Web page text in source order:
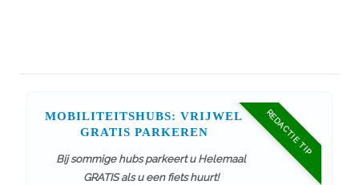
REDACTIE TIP
MOBILITEITSHUBS: VRIJWEL
GRATIS PARKEREN
Bij sommige hubs parkeert u Helemaal
GRATIS als u een fiets huurt!